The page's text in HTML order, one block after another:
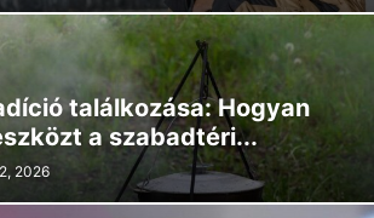
találkozása: Hogyan
a szabadtéri...
2026